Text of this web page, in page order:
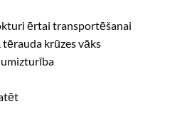
ērtai transportēšanai
krūzes vāks